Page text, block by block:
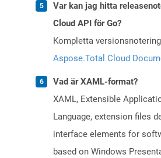
Var kan jag hitta
Cloud API för Go?
Kompletta
Aspose.Total Cloud
Vad är XAML-format?
XAML, Extensible
Language, extension files
interface elements for
based on Windows